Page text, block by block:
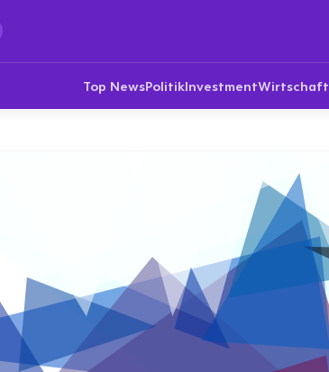
Top NewsPolitikInvestmentWirtschaft